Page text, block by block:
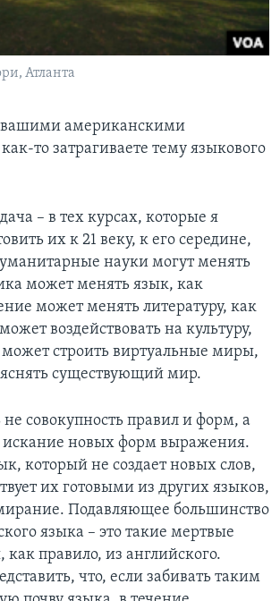
Атланта
вашими американскими
то затрагиваете тему языкового
– в тех курсах, которые я
их к 21 веку, к его середине,
науки могут менять
может менять язык, как
может менять литературу, как
воздействовать на культуру,
строить виртуальные миры,
существующий мир.
не совокупность правил и форм, а
искание новых форм выражения.
который не создает новых слов,
их готовыми из других языков,
Подавляющее большинство
языка – это такие мертвые
как правило, из английского.
что, если забивать таким